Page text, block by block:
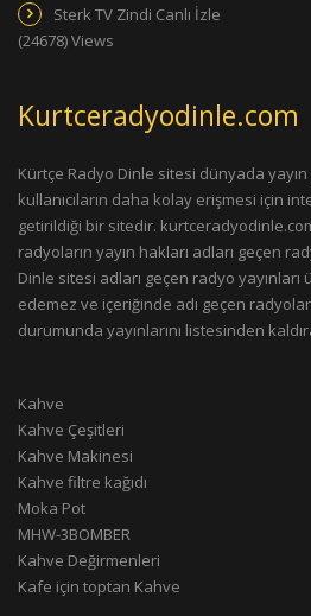
Sterk TV Zindi Canlı İzle
(24678) Views
Kurtceradyodinle.com
Kürtçe Radyo Dinle sitesi dünyada
kullanıcıların daha kolay erişmesi için
getirildiği bir sitedir.
radyoların yayın hakları adları geçen
Dinle sitesi adları geçen radyo
edemez ve içeriğinde adı geçen
durumunda yayınlarını listesinden
Kahve
Kahve Çeşitleri
Kahve Makinesi
Kahve filtre kağıdı
Moka Pot
MHW-3BOMBER
Kahve Değirmenleri
Kafe için toptan Kahve